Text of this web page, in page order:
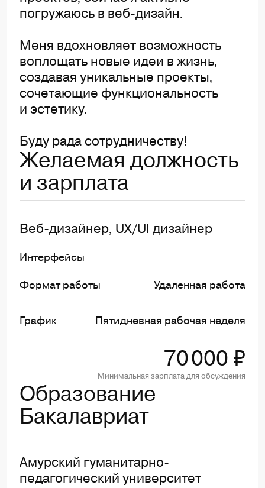
погружаюсь в веб-дизайн.
Меня вдохновляет возможность
воплощать новые идеи в жизнь,
создавая уникальные проекты,
сочетающие функциональность
и эстетику.
Буду рада сотрудничеству!
Желаемая должность
и зарплата
Веб-дизайнер, UX/UI дизайнер
70 000 ₽
Минимальная зарплата для обсуждения
Интерфейсы
Формат работы
Удаленная работа
График Пятидневная рабочая неделя
Образование
Бакалавриат
Амурский гуманитарно-
педагогический университет